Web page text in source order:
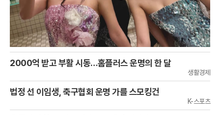
2000억 받고 부활 시동…홈플러스 운명의 한 달
생활경제
법정 선 이임생, 축구협회 운명 가를 스모킹건
K-스포츠